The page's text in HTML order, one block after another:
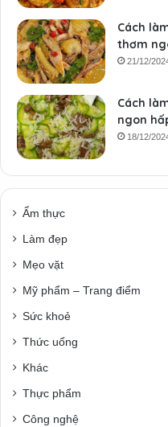
Cách
thơm
21/12/
Cách
ngon
18/12/
Ẩm thực
Làm đẹp
Mẹo vặt
Mỹ phẩm – Trang điểm
Sức khoẻ
Thức uống
Khác
Thực phẩm
Công nghệ